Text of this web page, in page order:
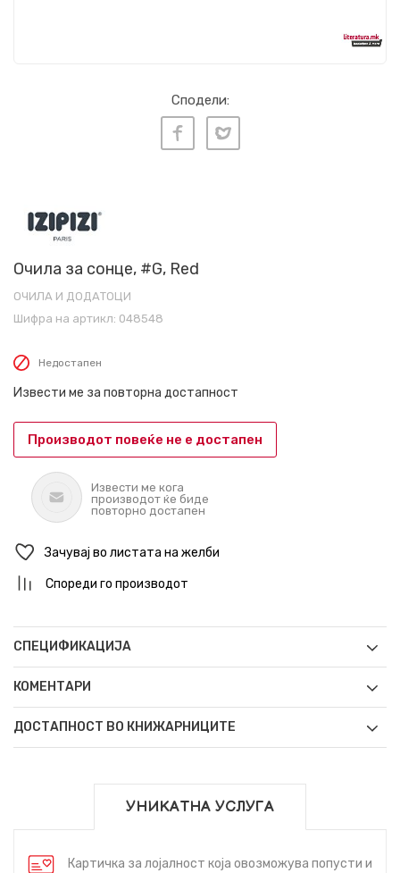
Сподели:
Очила за сонце, #G, Red
ОЧИЛА И ДОДАТОЦИ
Шифра на артикл: 048548
Недостапен
Извести ме за повторна достапност
Производот повеќе не е достапен
Извести ме кога
производот ќе биде
повторно достапен
Зачувај во листата на желби
Спореди го производот
СПЕЦИФИКАЦИЈА
КОМЕНТАРИ
ДОСТАПНОСТ ВО КНИЖАРНИЦИТЕ
УНИКАТНА УСЛУГА
Картичка за лојалност која овозможува попусти и